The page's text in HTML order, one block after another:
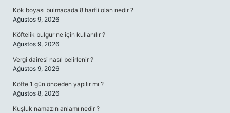
Kök boyası bulmacada 8 harfli olan nedir ?
Ağustos 9, 2026
Köftelik bulgur ne için kullanılır ?
Ağustos 9, 2026
Vergi dairesi nasıl belirlenir ?
Ağustos 9, 2026
Köfte 1 gün önceden yapılır mı ?
Ağustos 8, 2026
Kuşluk namazın anlamı nedir ?